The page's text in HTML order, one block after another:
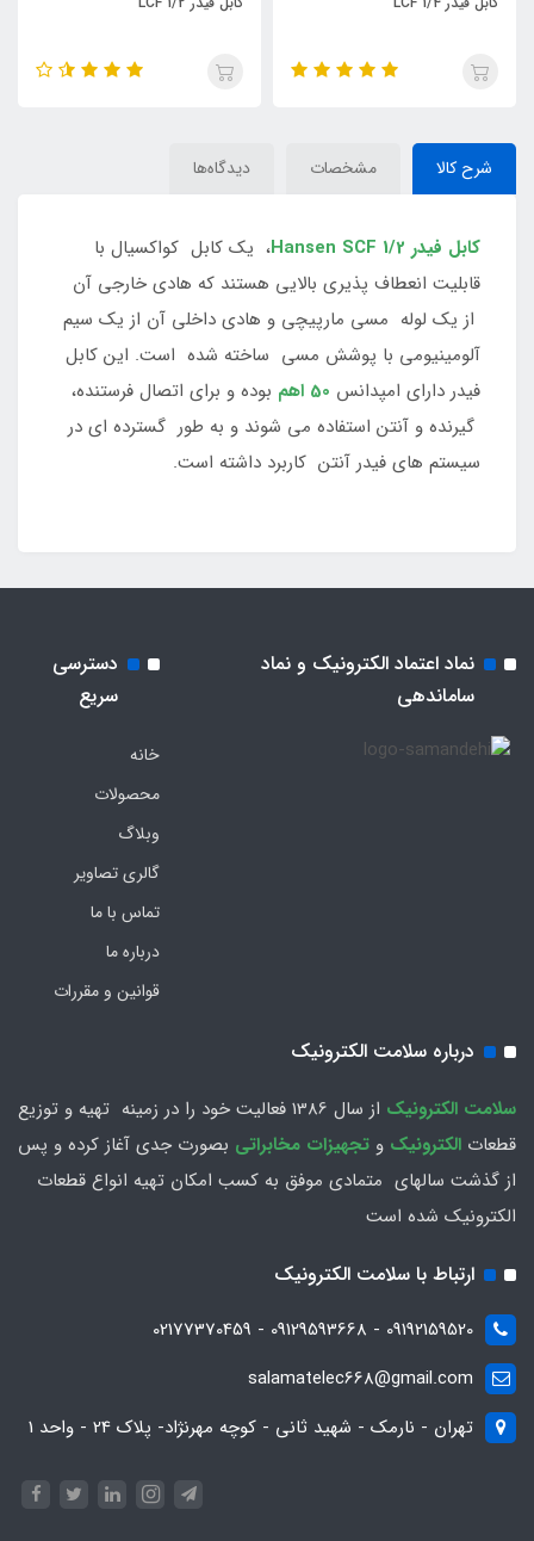
شرح کالا مشخصات دیدگاه‌ها
کابل فیدر Hansen SCF 1/2
، یک کابل کواکسیال با
قابلیت انعطاف پذیری بالایی هستند که هادی خارجی آن
از یک لوله مسی مارپیچی و هادی داخلی آن از یک سیم
آلومینیومی با پوشش مسی ساخته شده است. این کابل
فیدر دارای امپدانس 50 اهم
بوده و برای اتصال فرستنده،
گیرنده و آنتن استفاده می شوند و به طور گسترده ای در
سیستم های فیدر آنتن کاربرد داشته است.
نماد اعتماد الکترونیک و نماد
ساماندهی
دسترسی
سریع
خانه
محصولات
وبلاگ
گالری تصاویر
تماس با ما
درباره ما
قوانین و مقررات
درباره سلامت الکترونیک
سلامت الكترونيك
از سال 1386 فعاليت خود را در زمينه تهيه و توزیع
قطعات الکترونیک و تجهیزات مخابراتی بصورت جدي آغاز كرده و پس
از گذشت سالهاي متمادي موفق به کسب امکان تهیه انواع قطعات
الکترونیک شده است
ارتباط با سلامت الکترونیک
09192159520 - 09129593668 - 02177370459
salamatelec668@gmail.com
تهران - نارمک - شهید ثانی - کوچه مهرنژاد- پلاک 24 - واحد 1